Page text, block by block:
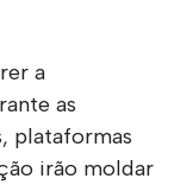
a
as
plataformas
irão moldar